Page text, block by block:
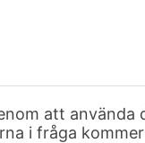
att
i fråga